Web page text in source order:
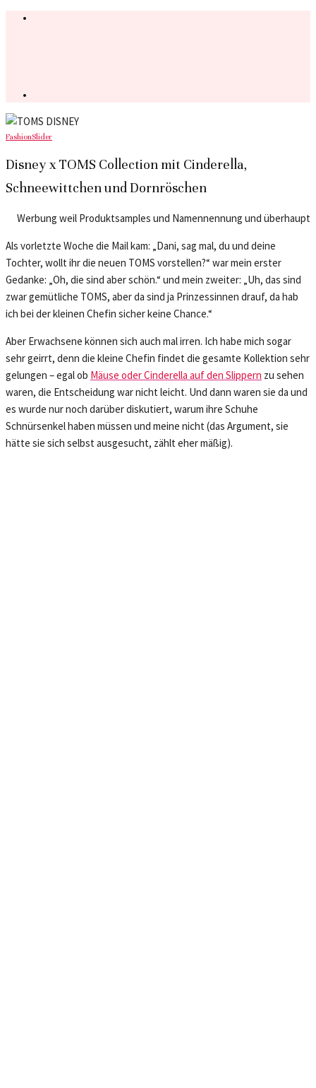
FashionSlider
Disney x TOMS Collection mit Cinderella,
Schneewittchen und Dornröschen
Werbung weil Produktsamples und Namennennung und überhaupt
Als vorletzte Woche die Mail kam: „Dani, sag mal, du und deine
Tochter, wollt ihr die neuen TOMS vorstellen?“ war mein erster
Gedanke: „Oh, die sind aber schön.“ und mein zweiter: „Uh, das sind
zwar gemütliche TOMS, aber da sind ja Prinzessinnen drauf, da hab
ich bei der kleinen Chefin sicher keine Chance.“
Aber Erwachsene können sich auch mal irren. Ich habe mich sogar
sehr geirrt, denn die kleine Chefin findet die gesamte Kollektion sehr
gelungen – egal ob Mäuse oder Cinderella auf den Slippern zu sehen
waren, die Entscheidung war nicht leicht. Und dann waren sie da und
es wurde nur noch darüber diskutiert, warum ihre Schuhe
Schnürsenkel haben müssen und meine nicht (das Argument, sie
hätte sie sich selbst ausgesucht, zählt eher mäßig).